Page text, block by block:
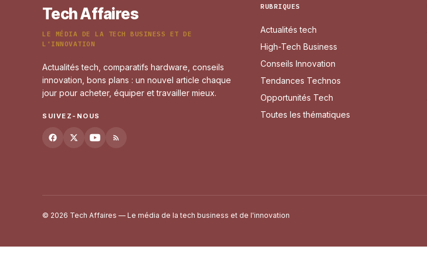
Tech Affaires
LE MÉDIA DE LA TECH BUSINESS ET DE
L'INNOVATION
Actualités tech, comparatifs hardware, conseils
innovation, bons plans : un nouvel article chaque
jour pour acheter, équiper et travailler mieux.
SUIVEZ-NOUS
RUBRIQUES
Actualités tech
High-Tech Business
Conseils Innovation
Tendances Technos
Opportunités Tech
Toutes les thématiques
© 2026 Tech Affaires — Le média de la tech business et de l'innovation